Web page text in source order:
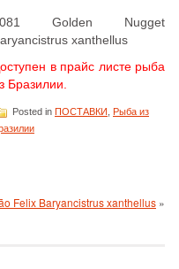
Golden Nugget
xanthellus
в прайс листе рыба
Бразилии.
Posted in ПОСТАВКИ Рыба из
Felix Baryancistrus xanthellus »